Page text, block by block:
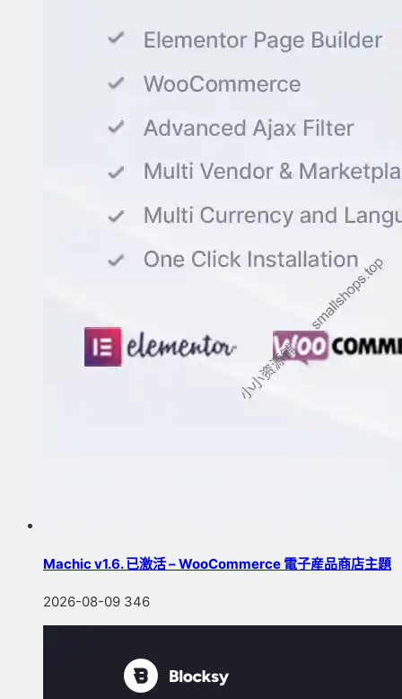
Machic v1.6. 已激活 – WooCommerce 電子産品商店主題
2026-08-09 346